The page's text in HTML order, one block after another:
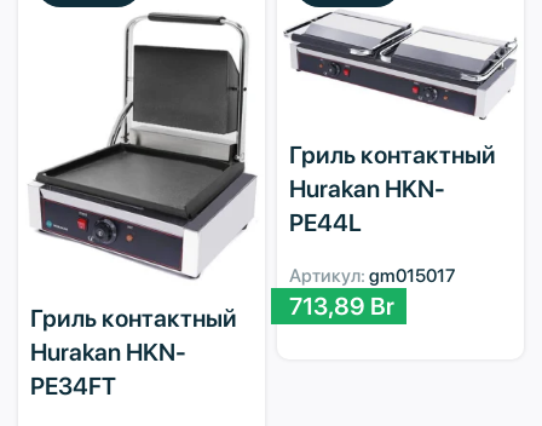
Гриль контактный
Hurakan HKN-
PE34FT
Гриль контактный
Hurakan HKN-
PE44L
Артикул: gm015017
713,89 Br